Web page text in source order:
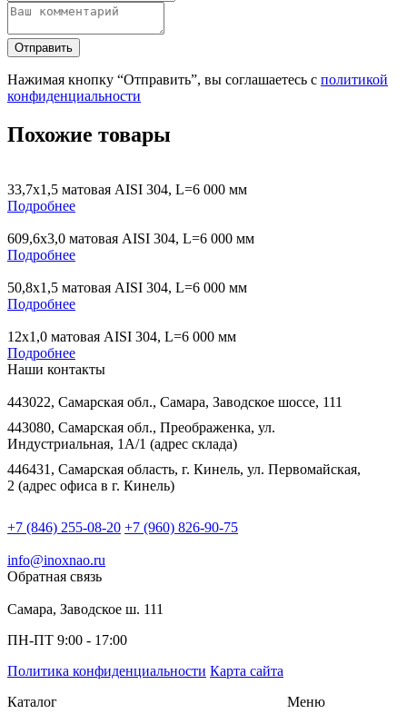
Нажимая кнопку “Отправить”, вы соглашаетесь с политикой
конфиденциальности
Похожие товары
33,7х1,5 матовая AISI 304, L=6 000 мм
Подробнее
609,6х3,0 матовая AISI 304, L=6 000 мм
Подробнее
50,8х1,5 матовая AISI 304, L=6 000 мм
Подробнее
12х1,0 матовая AISI 304, L=6 000 мм
Подробнее
Наши контакты
443022, Самарская обл., Самара, Заводское шоссе, 111
443080, Самарская обл., Преображенка, ул.
Индустриальная, 1А/1 (адрес склада)
446431, Самарская область, г. Кинель, ул. Первомайская,
2 (адрес офиса в г. Кинель)
+7 (846) 255-08-20 +7 (960) 826-90-75
info@inoxnao.ru
Обратная связь
Самара, Заводское ш. 111
ПН-ПТ 9:00 - 17:00
Политика конфиденциальности Карта сайта
Каталог
Меню